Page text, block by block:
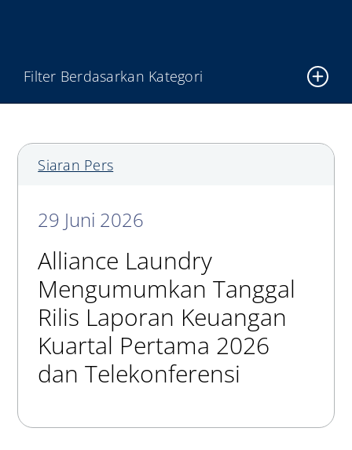
My Alliance
Filter Berdasarkan Kategori
Siaran Pers
29 Juni 2026
Alliance Laundry
Mengumumkan Tanggal
Rilis Laporan Keuangan
Kuartal Pertama 2026
dan Telekonferensi